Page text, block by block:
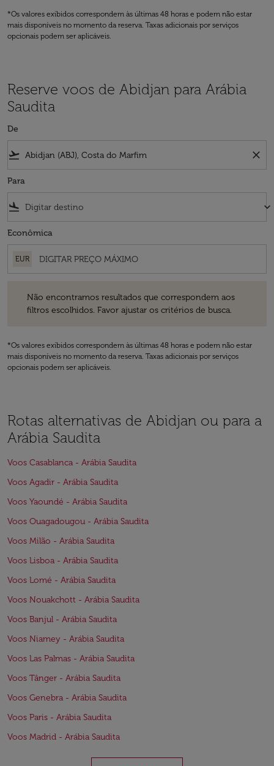
*Os valores exibidos correspondem às últimas 48 horas e podem não estar
mais disponíveis no momento da reserva. Taxas adicionais por serviços
opcionais podem ser aplicáveis.
Reserve voos de Abidjan para Arábia
Saudita
De
flight_takeoff close
Para
flight_land keyboard_arrow_down
Econômica
EUR
Não encontramos resultados que correspondem aos
filtros escolhidos. Favor ajustar os critérios de busca.
*Os valores exibidos correspondem às últimas 48 horas e podem não estar
mais disponíveis no momento da reserva. Taxas adicionais por serviços
opcionais podem ser aplicáveis.
Rotas alternativas de Abidjan ou para a
Arábia Saudita
Voos Casablanca - Arábia Saudita
Voos Agadir - Arábia Saudita
Voos Yaoundé - Arábia Saudita
Voos Ouagadougou - Arábia Saudita
Voos Milão - Arábia Saudita
Voos Lisboa - Arábia Saudita
Voos Lomé - Arábia Saudita
Voos Nouakchott - Arábia Saudita
Voos Banjul - Arábia Saudita
Voos Niamey - Arábia Saudita
Voos Las Palmas - Arábia Saudita
Voos Tânger - Arábia Saudita
Voos Genebra - Arábia Saudita
Voos Paris - Arábia Saudita
Voos Madrid - Arábia Saudita